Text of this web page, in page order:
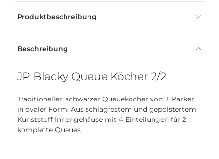
Produktbeschreibung
Beschreibung
JP Blacky Queue Köcher 2/2
Traditioneller, schwarzer Queueköcher von J. Parker
in ovaler Form. Aus schlagfestem und gepolstertem
Kunststoff Innengehäuse mit 4 Einteilungen für 2
komplette Queues